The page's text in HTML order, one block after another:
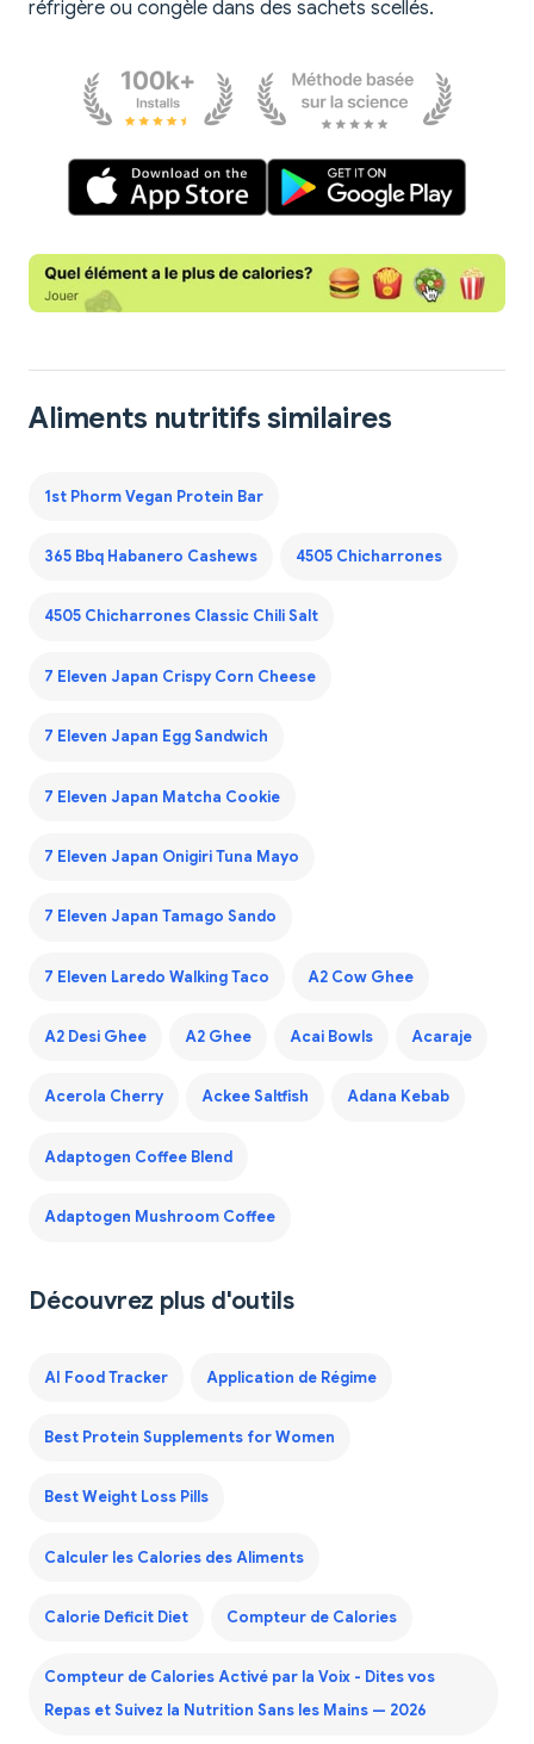
réfrigère ou congèle dans des sachets scellés.
Aliments nutritifs similaires
1st Phorm Vegan Protein Bar
365 Bbq Habanero Cashews 4505 Chicharrones
4505 Chicharrones Classic Chili Salt
7 Eleven Japan Crispy Corn Cheese
7 Eleven Japan Egg Sandwich
7 Eleven Japan Matcha Cookie
7 Eleven Japan Onigiri Tuna Mayo
7 Eleven Japan Tamago Sando
7 Eleven Laredo Walking Taco A2 Cow Ghee
A2 Desi Ghee A2 Ghee Acai Bowls Acaraje
Acerola Cherry Ackee Saltfish Adana Kebab
Adaptogen Coffee Blend
Adaptogen Mushroom Coffee
Découvrez plus d'outils
AI Food Tracker Application de Régime
Best Protein Supplements for Women
Best Weight Loss Pills
Calculer les Calories des Aliments
Calorie Deficit Diet Compteur de Calories
Compteur de Calories Activé par la Voix - Dites vos
Repas et Suivez la Nutrition Sans les Mains — 2026